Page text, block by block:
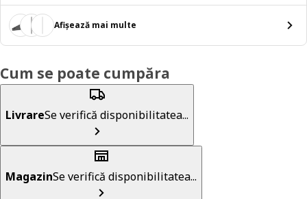
Afișează mai multe
Cum se poate cumpăra
LivrareSe verifică disponibilitatea...
MagazinSe verifică disponibilitatea...